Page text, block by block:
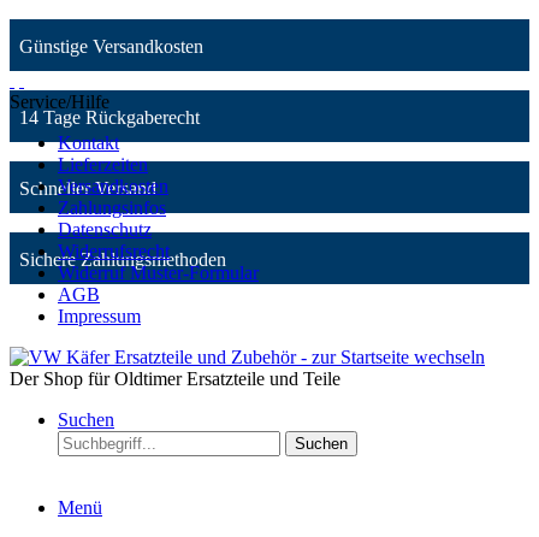
Günstige Versandkosten
14 Tage Rückgaberecht
Schneller Versand
Sichere Zahlungsmethoden
Service/Hilfe
Kontakt
Lieferzeiten
Versandkosten
Zahlungsinfos
Datenschutz
Widerrufsrecht
Widerruf Muster-Formular
AGB
Impressum
Der Shop für Oldtimer Ersatzteile und Teile
Suchen
Suchen
Menü